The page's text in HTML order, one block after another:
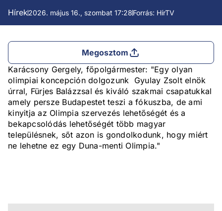
Hírek2026. május 16., szombat 17:28Forrás: HírTV
Megosztom
Karácsony Gergely, főpolgármester: "Egy olyan
olimpiai koncepción dolgozunk Gyulay Zsolt elnök
úrral, Fürjes Balázzsal és kiváló szakmai csapatukkal
amely persze Budapestet teszi a fókuszba, de ami
kinyitja az Olimpia szervezés lehetőségét és a
bekapcsolódás lehetőségét több magyar
településnek, sőt azon is gondolkodunk, hogy miért
ne lehetne ez egy Duna-menti Olimpia."